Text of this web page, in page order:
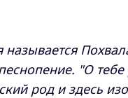
"О тебе
род и здесь